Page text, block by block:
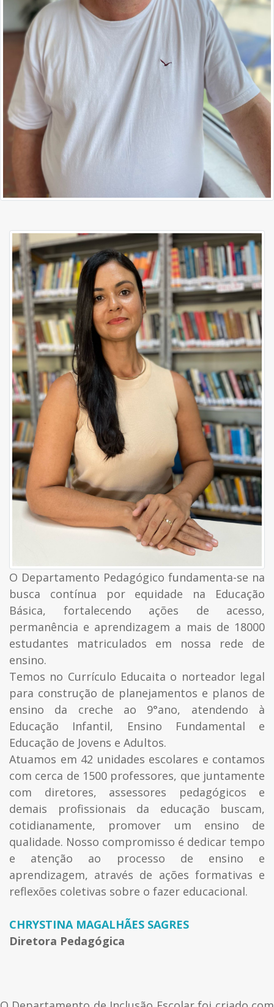
O Departamento Pedagógico fundamenta-se na
busca contínua por equidade na Educação
Básica, fortalecendo ações de acesso,
permanência e aprendizagem a mais de 18000
estudantes matriculados em nossa rede de
ensino.
Temos no Currículo Educaita o norteador legal
para construção de planejamentos e planos de
ensino da creche ao 9°ano, atendendo à
Educação Infantil, Ensino Fundamental e
Educação de Jovens e Adultos.
Atuamos em 42 unidades escolares e contamos
com cerca de 1500 professores, que juntamente
com diretores, assessores pedagógicos e
demais profissionais da educação buscam,
cotidianamente, promover um ensino de
qualidade. Nosso compromisso é dedicar tempo
e atenção ao processo de ensino e
aprendizagem, através de ações formativas e
reflexões coletivas sobre o fazer educacional.
CHRYSTINA MAGALHÃES SAGRES
Diretora Pedagógica